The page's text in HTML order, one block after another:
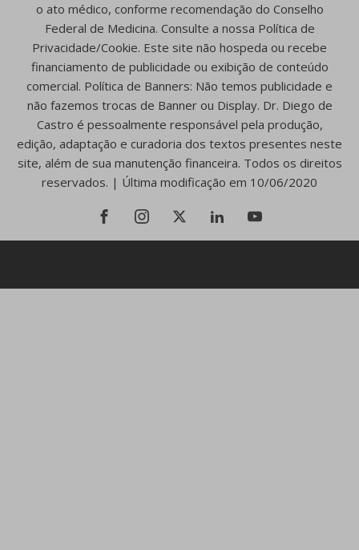
o ato médico, conforme recomendação do Conselho
Federal de Medicina. Consulte a nossa Política de
Privacidade/Cookie. Este site não hospeda ou recebe
financiamento de publicidade ou exibição de conteúdo
comercial. Política de Banners: Não temos publicidade e
não fazemos trocas de Banner ou Display. Dr. Diego de
Castro é pessoalmente responsável pela produção,
edição, adaptação e curadoria dos textos presentes neste
site, além de sua manutenção financeira. Todos os direitos
reservados. | Última modificação em 10/06/2020